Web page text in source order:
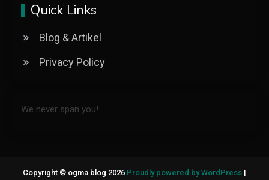
Quick Links
Blog & Artikel
Privacy Policy
We never span you!
Copyright © ogma blog 2026 Proudly powered by WordPress |